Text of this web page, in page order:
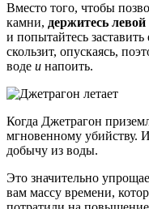
Вместо того, чтобы
камни, держитесь
и попытайтесь заставить
скользит, опускаясь,
воде и напоить.
Когда Джетрагон
мгновенному убийству.
добычу из воды.
Это значительно
вам массу времени,